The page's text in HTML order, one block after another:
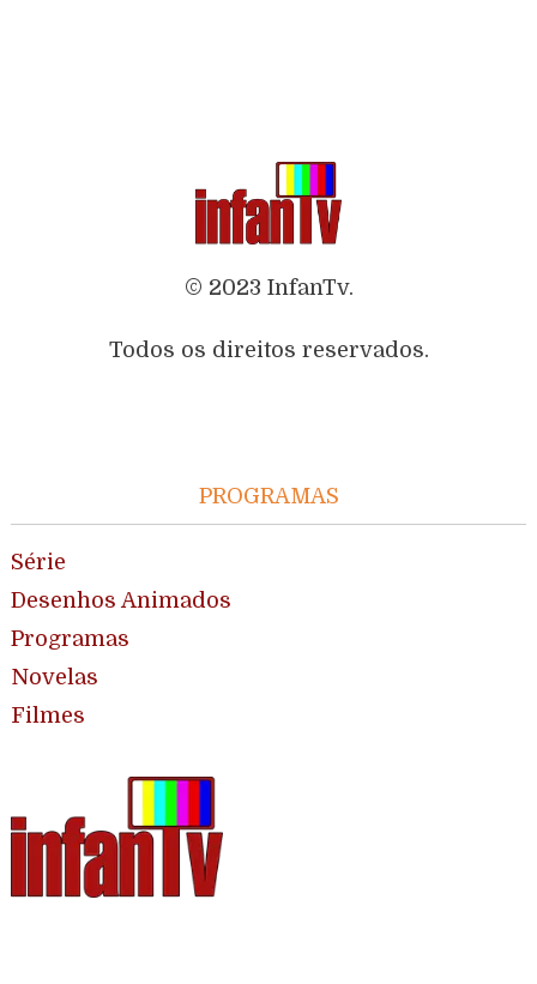
© 2023 InfanTv.
Todos os direitos reservados.
PROGRAMAS
Série
Desenhos Animados
Programas
Novelas
Filmes